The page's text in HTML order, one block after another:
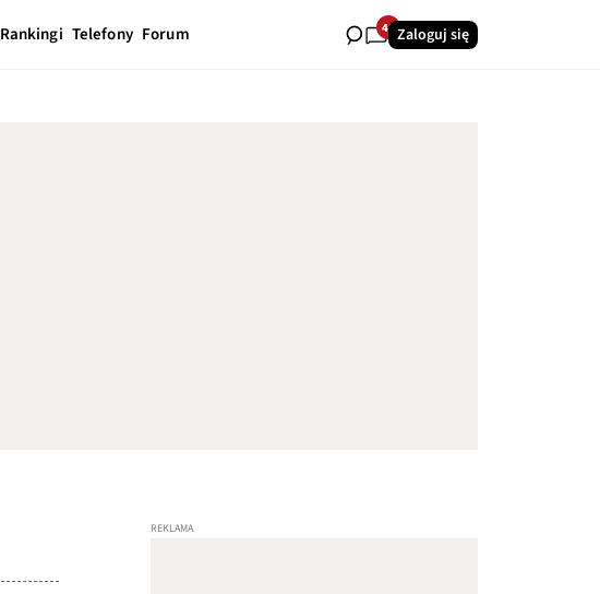
Rankingi Telefony Forum 41Zaloguj się